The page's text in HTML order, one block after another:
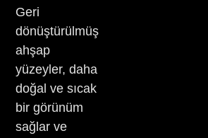
Geri
dönüştürülmüş
ahşap
yüzeyler, daha
doğal ve sıcak
bir görünüm
sağlar ve